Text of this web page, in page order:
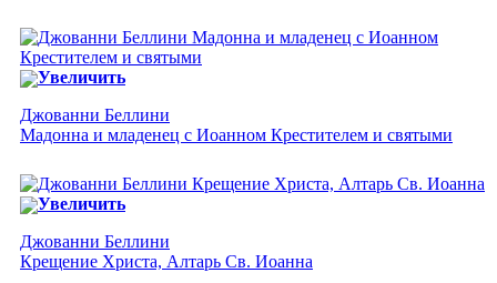
Увеличить
Джованни Беллини
Мадонна и младенец с Иоанном Крестителем и святыми
Увеличить
Джованни Беллини
Крещение Христа, Алтарь Св. Иоанна